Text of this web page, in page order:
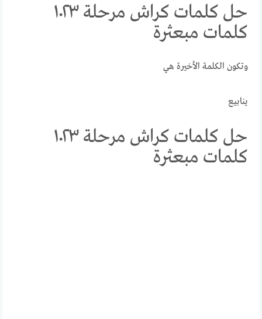
حل كلمات كراش مرحلة ١٠٢٣
كلمات مبعثرة
وتكون الكلمة الأخيرة هي
ينابيع
حل كلمات كراش مرحلة ١٠٢٣
كلمات مبعثرة